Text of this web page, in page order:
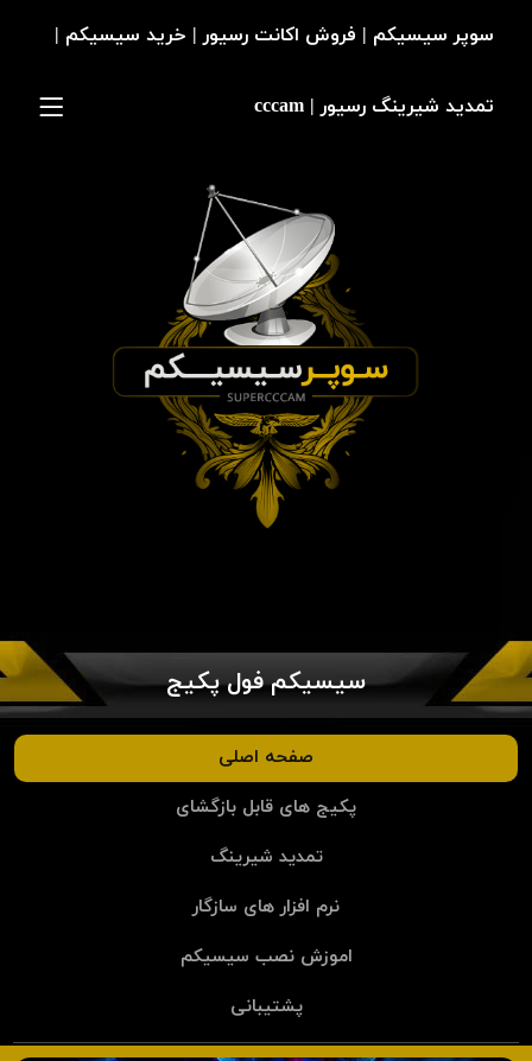
سیسیکم فول پکیج
صفحه اصلی
پکیج های قابل بازگشای
تمدید شیرینگ
نرم افزار های سازگار
اموزش نصب سیسیکم
پشتیبانی
سوپر سیسیکم | فروش اکانت رسیور | خرید سیسیکم |
تمدید شیرینگ رسیور | cccam